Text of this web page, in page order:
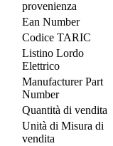
provenienza
Ean Number
Codice TARIC
Listino Lordo
Elettrico
Manufacturer Part
Number
Quantità di vendita
Unità di Misura di
vendita